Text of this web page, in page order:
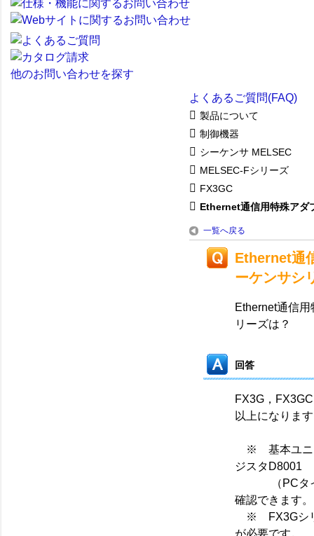
他のお問い合わせを探す
よくあるご質問(FAQ)
製品について
制御機器
シーケンサ MELSEC
MELSEC-Fシリーズ
FX3GC
Ethernet通信用特殊アダ
一覧へ戻る
Ethernet通
ーケンサシ
Ethernet通信
リーズは？
回答
FX3G，
以上になりま
※ 基本ユニッ
ジスタD8001
（PCタイプ
確認できます。
※ FX3Gシリ
が必要です。